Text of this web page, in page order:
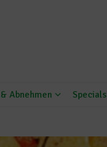
Abnehmen Specials